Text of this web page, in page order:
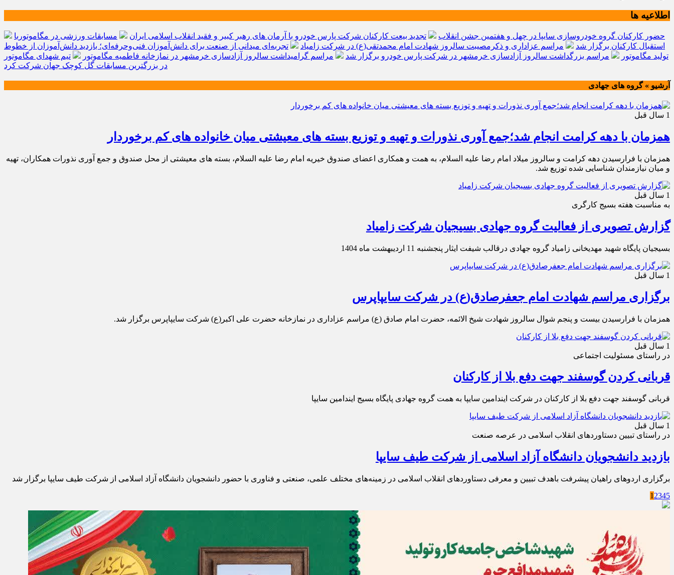
اطلاعیه ها
حضور کارکنان گروه خودروسازی سایپا در چهل و هفتمین جشن انقلاب تجدید بیعت کارکنان شرکت پارس خودرو با آرمان های رهبر کبیر و فقید انقلاب اسلامی ایران
مسابقات ورزشی در مگاموتوربا
استقبال کارکنان برگزار شد
مراسم عزاداری و ذکرمصیبت سالروز شهادت امام محمدتقی(ع) در شرکت زامیاد
تجربه‌ای میدانی از صنعت برای دانش‌آموزان فنی‌وحرفه‌ای؛ بازدید دانش‌آموزان از خطوط
تولید مگاموتور
مراسم بزرگداشت سالروز آزادسازی خرمشهر در شرکت پارس خودرو برگزار شد مراسم گرامیداشت سالروز آزادسازی خرمشهر در نمازخانه فاطمیه مگاموتور
تیم شهدای مگاموتور
در بزرگترین مسابقات گل کوچک جهان شرکت کرد
آرشیو » گروه های جهادی
1 سال قبل
همزمان با دهه کرامت انجام شد؛جمع آوری نذورات و تهیه و توزیع بسته های معیشتی میان خانواده های کم برخوردار
همزمان با فرارسیدن دهه کرامت و سالروز میلاد امام رضا علیه السلام، به همت و همکاری اعضای صندوق خیریه امام رضا علیه السلام، بسته های معیشتی از محل صندوق و جمع آوری نذورات همکاران، تهیه
و میان نیازمندان شناسایی شده توزیع شد.
1 سال قبل
به مناسبت هفته بسیج کارگری
گزارش تصویری از فعالیت گروه جهادی بسیجیان شرکت زامیاد
بسیجیان پایگاه شهید مهدیخانی زامیاد گروه جهادی درقالب شیفت ایثار پنجشنبه 11 اردیبهشت ماه 1404
1 سال قبل
برگزاری مراسم شهادت امام جعفرصادق(ع) در شرکت سایپاپرس
همزمان با فرارسیدن بیست و پنجم شوال سالروز شهادت شیخ الائمه، حضرت امام صادق (ع) مراسم عزاداری در نمازخانه حضرت علی اکبر(ع) شرکت سایپاپرس برگزار شد.
1 سال قبل
در راستای مسئولیت اجتماعی
قربانی کردن گوسفند جهت دفع بلا از کارکنان
قربانی گوسفند جهت دفع بلا از کارکنان در شرکت ایندامین سایپا به همت گروه جهادی پایگاه بسیج ایندامین سایپا
1 سال قبل
در راستای تبیین دستاوردهای انقلاب اسلامی در عرصه صنعت
بازدید دانشجویان دانشگاه آزاد اسلامی از شرکت طیف سایپا
برگزاری اردوهای راهیان پیشرفت باهدف تبیین و معرفی دستاوردهای انقلاب اسلامی در زمینه‌های مختلف علمی، صنعتی و فناوری با حضور دانشجویان دانشگاه آزاد اسلامی از شرکت طیف سایپا برگزار شد
1 2345